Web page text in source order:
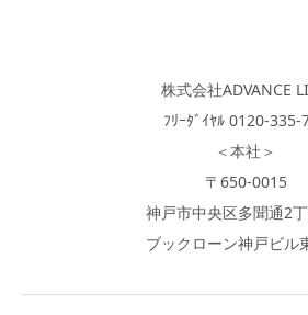
株式会社ADVANCE
ﾌﾘｰﾀﾞｲﾔﾙ 0120-335-
＜本社＞
〒650-0015
神戸市中央区多聞通2
ブックローン神戸ビル